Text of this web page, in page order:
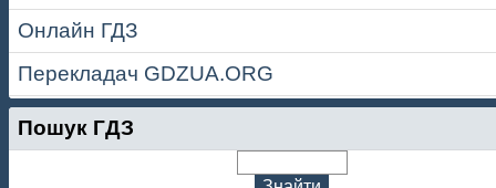
Онлайн ГДЗ
Перекладач GDZUA.ORG
Пошук ГДЗ